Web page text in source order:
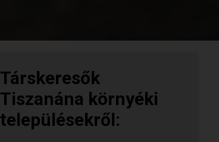
Társkeresők
Tiszanána környéki
településekről: